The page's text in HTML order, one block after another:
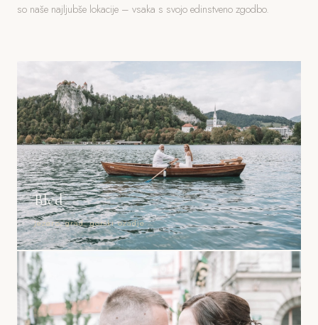
so naše najljubše lokacije – vsaka s svojo edinstveno zgodbo.
Bled
Jezero, grad, gorski ozadje